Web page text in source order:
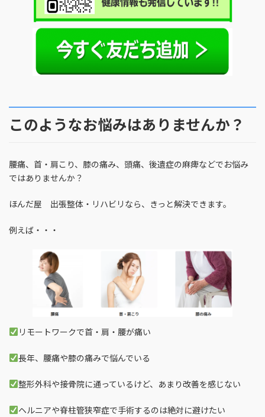
このようなお悩みはありませんか？
腰痛、首・肩こり、膝の痛み、頭痛、後遺症の麻痺などでお悩み
ではありませんか？
ほんだ屋 出張整体・リハビリなら、きっと解決できます。
例えば・・・
リモートワークで首・肩・腰が痛い
長年、腰痛や膝の痛みで悩んでいる
整形外科や接骨院に通っているけど、あまり改善を感じない
ヘルニアや脊柱管狭窄症で手術するのは絶対に避けたい